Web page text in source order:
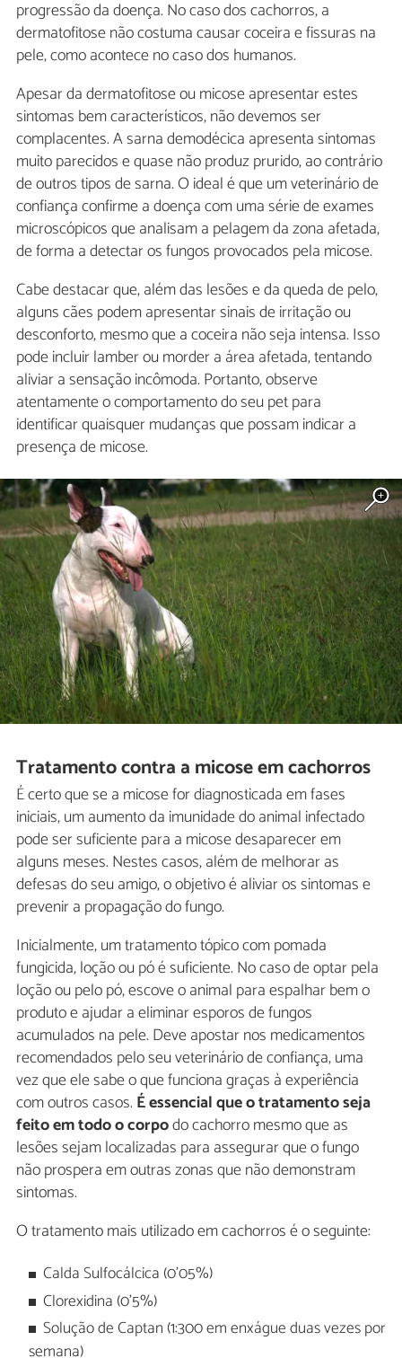
progressão da doença. No caso dos cachorros, a
dermatofitose não costuma causar coceira e fissuras na
pele, como acontece no caso dos humanos.
Apesar da dermatofitose ou micose apresentar estes
sintomas bem característicos, não devemos ser
complacentes. A sarna demodécica apresenta sintomas
muito parecidos e quase não produz prurido, ao contrário
de outros tipos de sarna. O ideal é que um veterinário de
confiança confirme a doença com uma série de exames
microscópicos que analisam a pelagem da zona afetada,
de forma a detectar os fungos provocados pela micose.
Cabe destacar que, além das lesões e da queda de pelo,
alguns cães podem apresentar sinais de irritação ou
desconforto, mesmo que a coceira não seja intensa. Isso
pode incluir lamber ou morder a área afetada, tentando
aliviar a sensação incômoda. Portanto, observe
atentamente o comportamento do seu pet para
identificar quaisquer mudanças que possam indicar a
presença de micose.
Tratamento contra a micose em cachorros
É certo que se a micose for diagnosticada em fases
iniciais, um aumento da imunidade do animal infectado
pode ser suficiente para a micose desaparecer em
alguns meses. Nestes casos, além de melhorar as
defesas do seu amigo, o objetivo é aliviar os sintomas e
prevenir a propagação do fungo.
Inicialmente, um tratamento tópico com pomada
fungicida, loção ou pó é suficiente. No caso de optar pela
loção ou pelo pó, escove o animal para espalhar bem o
produto e ajudar a eliminar esporos de fungos
acumulados na pele. Deve apostar nos medicamentos
recomendados pelo seu veterinário de confiança, uma
vez que ele sabe o que funciona graças à experiência
com outros casos. É essencial que o tratamento seja
feito em todo o corpodo cachorro mesmo que as
lesões sejam localizadas para assegurar que o fungo
não prospera em outras zonas que não demonstram
sintomas.
O tratamento mais utilizado em cachorros é o seguinte:
Calda Sulfocálcica (0’05%)
Clorexidina (0’5%)
Solução de Captan (1:300 em enxágue duas vezes por
semana)